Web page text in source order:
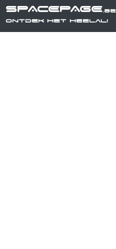
SPACEPAGE.be
Ontdek het heelal!